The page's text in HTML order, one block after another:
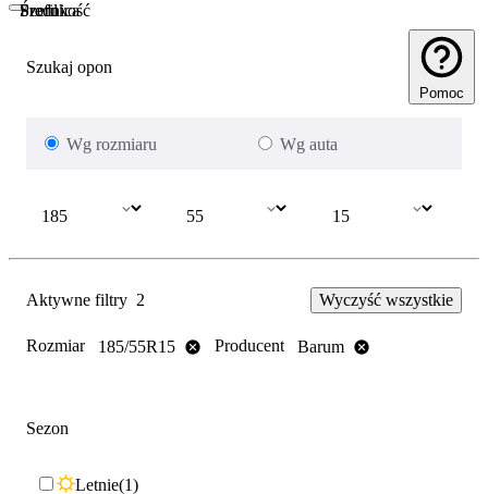
Szukaj opon
Pomoc
Wg rozmiaru Wg auta
Szerokość
Profil
Średnica
Aktywne filtry 2 Wyczyść wszystkie
Rozmiar 185/55R15 Producent Barum
Sezon
Letnie 1